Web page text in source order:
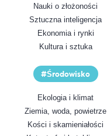
Nauki o złożoności
Sztuczna inteligencja
Ekonomia i rynki
Kultura i sztuka
Środowisko
Ekologia i klimat
Ziemia, woda, powietrze
Kości i skamieniałości